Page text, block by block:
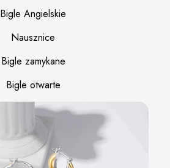
Bigle Angielskie
Nausznice
Bigle zamykane
Bigle otwarte